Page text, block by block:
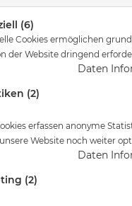
Tauchausrüstung Mola
Mola Mola
(6)
Cookies ermöglichen
der Website dringend
Daten
(2)
erfassen anonyme
Website noch weiter
Daten
(2)